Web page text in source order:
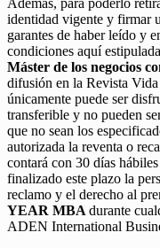
Además, para poderlo
identidad vigente y firmar
garantes de haber leído y
condiciones aquí
Máster de los negocios
difusión en la Revista
únicamente puede ser
transferible y no pueden
que no sean los
autorizada la reventa o
contará con 30 días
finalizado este plazo la
reclamo y el derecho al
YEAR MBA durante
ADEN International